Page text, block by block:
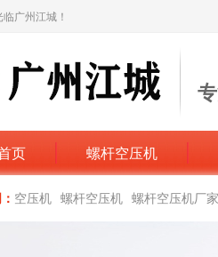
广州江城！
页 螺杆空压机
空压机 螺杆空压机 螺杆空压机厂家